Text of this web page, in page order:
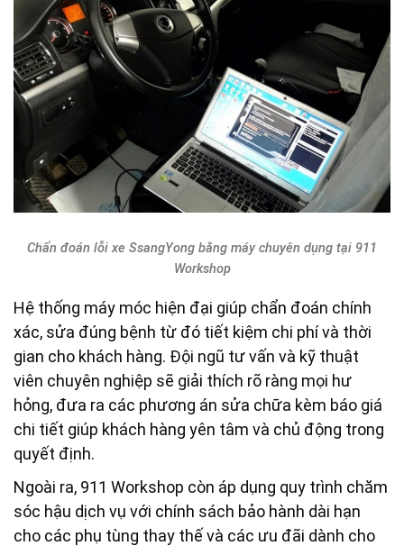
Chẩn đoán lỗi xe SsangYong bằng máy chuyên dụng tại 911
Workshop
Hệ thống máy móc hiện đại giúp chẩn đoán chính
xác, sửa đúng bệnh từ đó tiết kiệm chi phí và thời
gian cho khách hàng. Đội ngũ tư vấn và kỹ thuật
viên chuyên nghiệp sẽ giải thích rõ ràng mọi hư
hỏng, đưa ra các phương án sửa chữa kèm báo giá
chi tiết giúp khách hàng yên tâm và chủ động trong
quyết định.
Ngoài ra, 911 Workshop còn áp dụng quy trình chăm
sóc hậu dịch vụ với chính sách bảo hành dài hạn
cho các phụ tùng thay thế và các ưu đãi dành cho